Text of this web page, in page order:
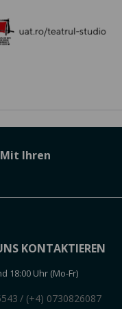
Ihren
KONTAKTIEREN
18:00 Uhr (Mo-Fr)
/ (+4) 0730826087